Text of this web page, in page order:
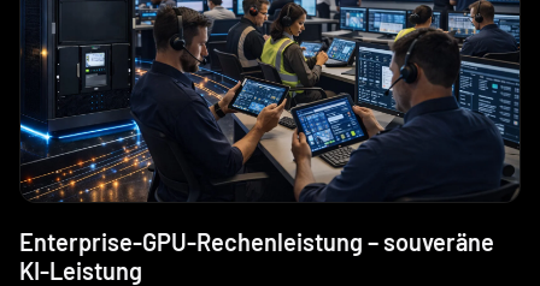
Enterprise-GPU-Rechenleistung – souveräne
KI-Leistung